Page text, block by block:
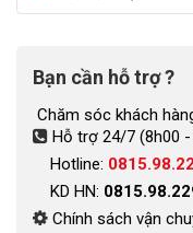
Bạn cần hỗ trợ ?
Chăm sóc khách
Hỗ trợ 24/7 (8h00 -
Hotline:
KD HN:
Chính sách vận